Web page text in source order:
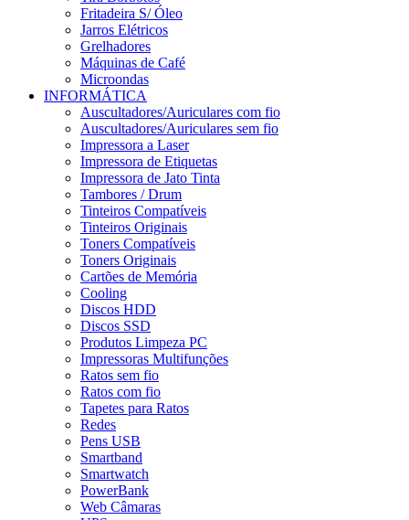
Fritadeira S/ Óleo
Jarros Elétricos
Grelhadores
Máquinas de Café
Microondas
INFORMÁTICA
Auscultadores/Auriculares com fio
Auscultadores/Auriculares sem fio
Impressora a Laser
Impressora de Etiquetas
Impressora de Jato Tinta
Tambores / Drum
Tinteiros Compatíveis
Tinteiros Originais
Toners Compatíveis
Toners Originais
Cartões de Memória
Cooling
Discos HDD
Discos SSD
Produtos Limpeza PC
Impressoras Multifunções
Ratos sem fio
Ratos com fio
Tapetes para Ratos
Redes
Pens USB
Smartband
Smartwatch
PowerBank
Web Câmaras